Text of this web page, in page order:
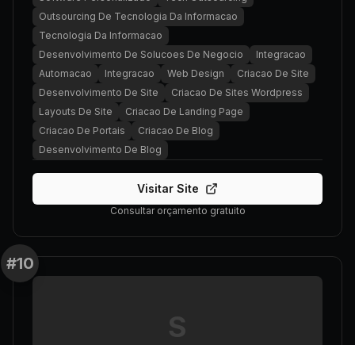
Outsourcing De Tecnologia Da Informacao
Tecnologia Da Informacao
Desenvolvimento De Solucoes De Negocio
Integracao
Automacao
Integracao Web Design
Criacao De Site
Desenvolvimento De Site
Criacao De Sites Wordpress
Layouts De Site
Criacao De Landing Page
Criacao De Portais
Criacao De Blog
Desenvolvimento De Blog
Visitar Site
Consultar orçamento gratuito
#10
S